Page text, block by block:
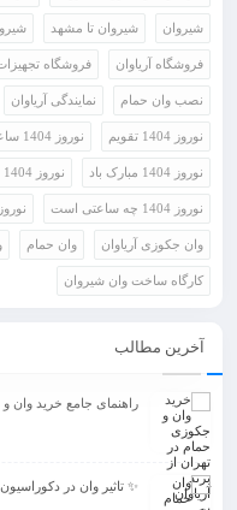
شیروان شیروان تا مشهد
فروشگاه آریاوان فروشگاه
نصب وان حمام نمایندگی آریاوان
نوروز 1404 تقویم نوروز 1404 ساعت چند است
نوروز 1404 مبارک باد نوروز 1404 چند شنبه است
نوروز 1404 چه ساعتی است نوروز 1404 کجا بریم
وان جکوزی آریاوان وان حمام
کارگاه ساخت وان شیروان
آخرین مطالب
راهنمای جامع خرید وان و
✨ تاثیر وان در